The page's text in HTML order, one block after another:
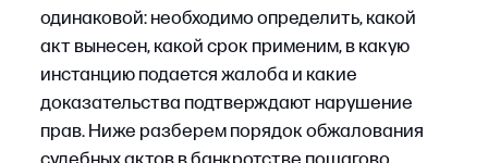
Подать жалобу в суд
Жалоба подается через систему «Мой
или в канцелярию суда. Перед
подачей необходимо проверить корректность
и комплектность приложенных файлов.
Подготовиться к рассмотрению
ШАГ 8